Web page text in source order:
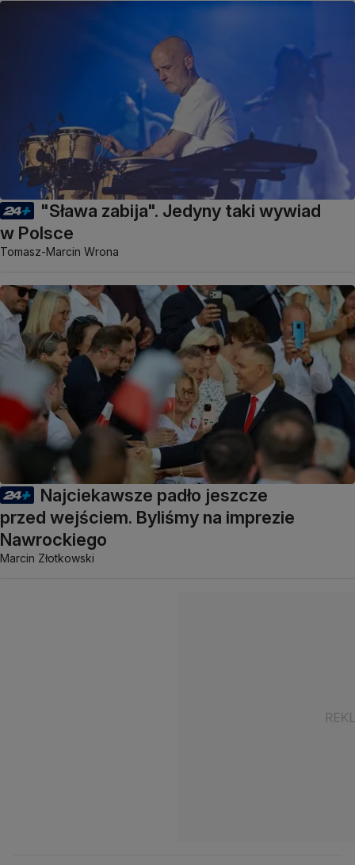
"Sława zabija". Jedyny taki wywiad
w Polsce
Tomasz-Marcin Wrona
Najciekawsze padło jeszcze
przed wejściem. Byliśmy na imprezie
Nawrockiego
Marcin Złotkowski